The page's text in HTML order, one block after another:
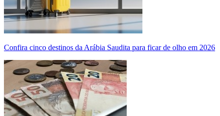
Confira cinco destinos da Arábia Saudita para ficar de olho em 2026